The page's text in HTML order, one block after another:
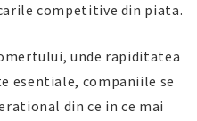
competitive din piata.
unde rapiditatea
esentiale, companiile se
din ce in ce mai